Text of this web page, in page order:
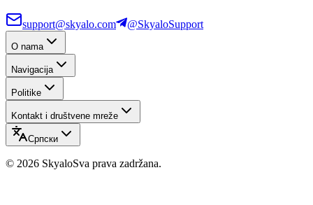
support@skyalo.com @SkyaloSupport
O nama
Navigacija
Politike
Kontakt i društvene mreže
Српски
© 2026 SkyaloSva prava zadržana.